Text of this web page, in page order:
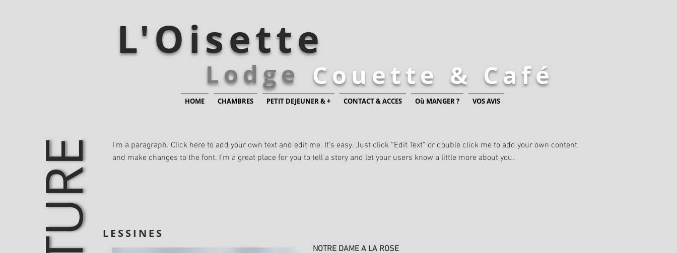
L'Oisette
Lodge Couette & Café
HOME CHAMBRES PETIT DEJEUNER & + CONTACT & ACCES Où MANGER ? VOS AVIS
I'm a paragraph. Click here to add your own text and edit me. It’s easy. Just click “Edit Text” or double click me to add your own content
and make changes to the font. I’m a great place for you to tell a story and let your users know a little more about you.
LESSINES
NOTRE DAME A LA ROSE